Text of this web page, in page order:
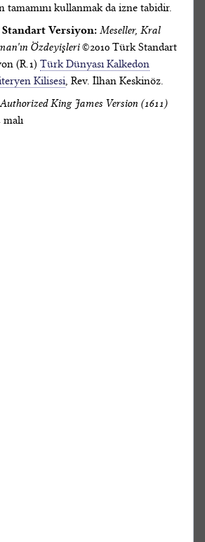
tamamını kullanmak da izne tabidir.
Versiyon: Meseller, Kral
Özdeyişleri©2010 Türk Standart
(R.1) Türk Dünyası Kalkedon
Kilisesi, Rev. İlhan Keskinöz.
Authorized King James Version (1611)